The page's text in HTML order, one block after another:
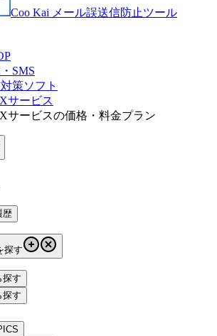
Coo Kai メール誤送信防止ツール
SMS
策ソフト
サービス
サービスの価格・料金プラン
歴
探す
探す
探す